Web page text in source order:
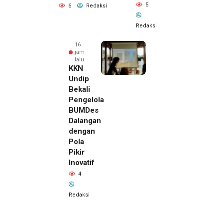
6 Redaksi 5
Redaksi
16
jam
lalu
KKN
Undip
Bekali
Pengelola
BUMDes
Dalangan
dengan
Pola
Pikir
Inovatif
4
Redaksi
16 jam lalu
Pemilik
Royal
Phone